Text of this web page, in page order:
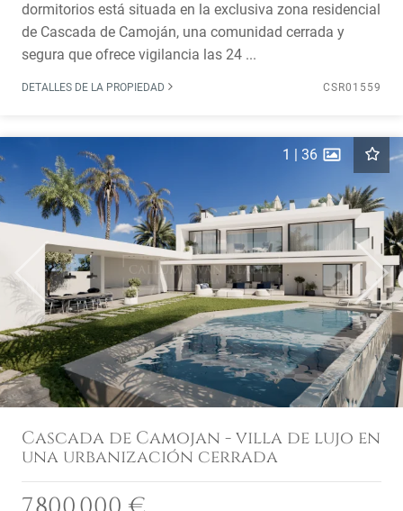
dormitorios está situada en la exclusiva zona residencial
de Cascada de Camoján, una comunidad cerrada y
segura que ofrece vigilancia las 24 ...
DETALLES DE LA PROPIEDAD CSR01559
Previous Next
1 | 36
Cascada de Camojan - villa de lujo en
una urbanización cerrada